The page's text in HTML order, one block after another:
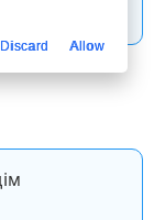
Discard Allow